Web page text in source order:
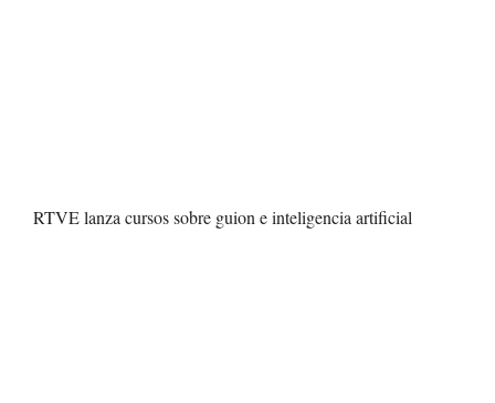
RTVE lanza cursos sobre guion e inteligencia artificial